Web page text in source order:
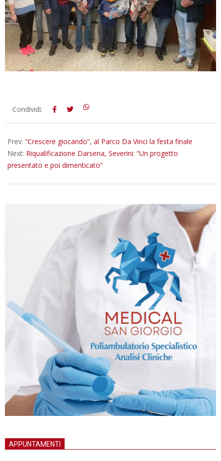
2023-
Condividi:
Prev: “Crescere giocando”, al Parco Da Vinci la festa finale
Next: Riqualificazione Darsena, Severini: “Un progetto
presentato e poi dimenticato”
APPUNTAMENTI